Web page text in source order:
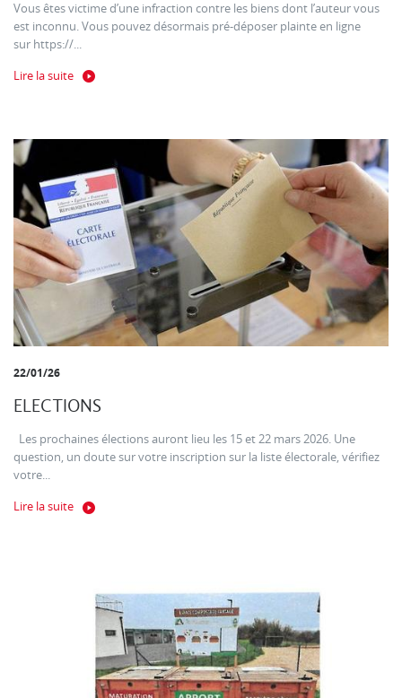
Vous êtes victime d’une infraction contre les biens dont l’auteur vous
est inconnu. Vous pouvez désormais pré-déposer plainte en ligne
sur https://...
Lire la suite
22/01/26
ELECTIONS
Les prochaines élections auront lieu les 15 et 22 mars 2026. Une
question, un doute sur votre inscription sur la liste électorale, vérifiez
votre...
Lire la suite